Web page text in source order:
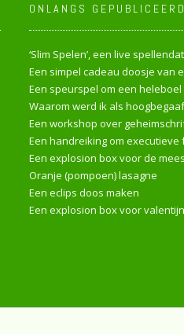
ONLANGS GEPUBLICEERD
‘Slim Spelen’, een live
Een simpel cadeau doosje van
Een speurspel om een
Waarom werd ik als
Een workshop over
Een handreiking om
Een explosion box voor de
Oranje (pompoen) lasagne
Een eclips doos maken
Een explosion box voor